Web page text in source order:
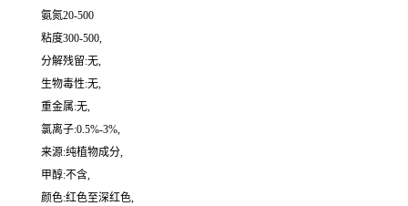
氨氮20-500
粘度300-500,
分解残留:无,
生物毒性:无,
重金属:无,
氯离子:0.5%-3%,
来源:纯植物成分,
甲醇:不含,
颜色:红色至深红色,